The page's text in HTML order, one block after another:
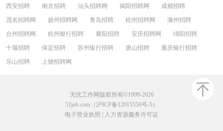
西安招聘
南京招聘 汕头招聘网 揭阳招聘网
成都招聘
茂名招聘网
扬州招聘网 青岛招聘 杭州招聘网
滁州招聘
台州招聘网
杭州银行招聘 襄阳招聘 安庆招聘网
绵阳招聘
十堰招聘
保定招聘 苏州银行招聘 唐山招聘
重庆银行招聘
乐山招聘
上饶招聘网
无忧工作网版权所有©1999-2026
51job.com（沪ICP备12015550号-5）
电子营业执照
人力资源服务许可证